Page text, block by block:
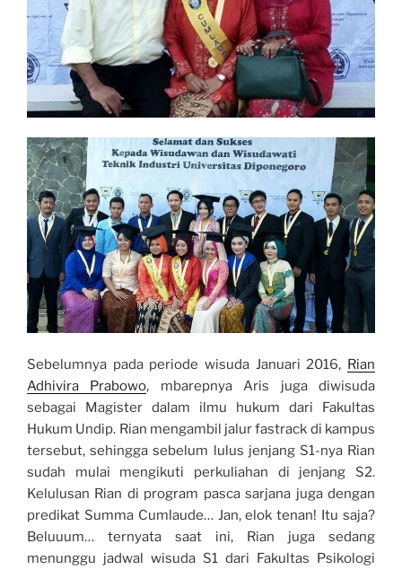
Sebelumnya pada periode wisuda Januari 2016, Rian
Adhivira Prabowo, mbarepnya Aris juga diwisuda
sebagai Magister dalam ilmu hukum dari Fakultas
Hukum Undip. Rian mengambil jalur fastrack di kampus
tersebut, sehingga sebelum lulus jenjang S1-nya Rian
sudah mulai mengikuti perkuliahan di jenjang S2.
Kelulusan Rian di program pasca sarjana juga dengan
predikat Summa Cumlaude… Jan, elok tenan! Itu saja?
Beluuum… ternyata saat ini, Rian juga sedang
menunggu jadwal wisuda S1 dari Fakultas Psikologi